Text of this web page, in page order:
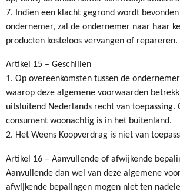
7. Indien een klacht gegrond wordt
ondernemer, zal de ondernemer naar haar
producten kosteloos vervangen of repareren.
Artikel 15 – Geschillen
1. Op overeenkomsten tussen de
waarop deze algemene voorwaarden
uitsluitend Nederlands recht van toepassing.
consument woonachtig is in het buitenland.
2. Het Weens Koopverdrag is niet van
Artikel 16 – Aanvullende of afwijkende
Aanvullende dan wel van deze algemene
afwijkende bepalingen mogen niet ten